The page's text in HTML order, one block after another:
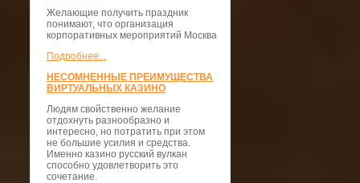
Желающие получить праздник
понимают, что организация
корпоративных мероприятий Москва
Подробнее...
НЕСОМНЕННЫЕ ПРЕИМУЩЕСТВА
ВИРТУАЛЬНЫХ КАЗИНО
Людям свойственно желание
отдохнуть разнообразно и
интересно, но потратить при этом
не большие усилия и средства.
Именно казино русский вулкан
способно удовлетворить это
сочетание.